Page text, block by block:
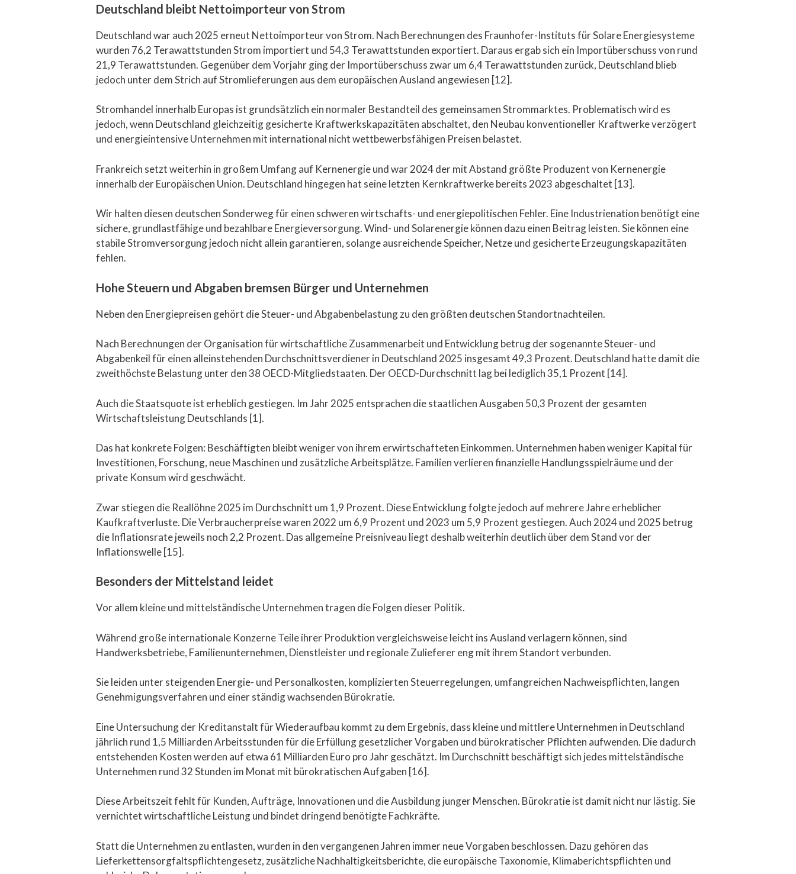
Deutschland bleibt Nettoimporteur von Strom
Deutschland war auch 2025 erneut Nettoimporteur von Strom. Nach Berechnungen des Fraunhofer-Instituts für Solare Energiesysteme
wurden 76,2 Terawattstunden Strom importiert und 54,3 Terawattstunden exportiert. Daraus ergab sich ein Importüberschuss von rund
21,9 Terawattstunden. Gegenüber dem Vorjahr ging der Importüberschuss zwar um 6,4 Terawattstunden zurück, Deutschland blieb
jedoch unter dem Strich auf Stromlieferungen aus dem europäischen Ausland angewiesen [12].
Stromhandel innerhalb Europas ist grundsätzlich ein normaler Bestandteil des gemeinsamen Strommarktes. Problematisch wird es
jedoch, wenn Deutschland gleichzeitig gesicherte Kraftwerkskapazitäten abschaltet, den Neubau konventioneller Kraftwerke verzögert
und energieintensive Unternehmen mit international nicht wettbewerbsfähigen Preisen belastet.
Frankreich setzt weiterhin in großem Umfang auf Kernenergie und war 2024 der mit Abstand größte Produzent von Kernenergie
innerhalb der Europäischen Union. Deutschland hingegen hat seine letzten Kernkraftwerke bereits 2023 abgeschaltet [13].
Wir halten diesen deutschen Sonderweg für einen schweren wirtschafts- und energiepolitischen Fehler. Eine Industrienation benötigt eine
sichere, grundlastfähige und bezahlbare Energieversorgung. Wind- und Solarenergie können dazu einen Beitrag leisten. Sie können eine
stabile Stromversorgung jedoch nicht allein garantieren, solange ausreichende Speicher, Netze und gesicherte Erzeugungskapazitäten
fehlen.
Hohe Steuern und Abgaben bremsen Bürger und Unternehmen
Neben den Energiepreisen gehört die Steuer- und Abgabenbelastung zu den größten deutschen Standortnachteilen.
Nach Berechnungen der Organisation für wirtschaftliche Zusammenarbeit und Entwicklung betrug der sogenannte Steuer- und
Abgabenkeil für einen alleinstehenden Durchschnittsverdiener in Deutschland 2025 insgesamt 49,3 Prozent. Deutschland hatte damit die
zweithöchste Belastung unter den 38 OECD-Mitgliedstaaten. Der OECD-Durchschnitt lag bei lediglich 35,1 Prozent [14].
Auch die Staatsquote ist erheblich gestiegen. Im Jahr 2025 entsprachen die staatlichen Ausgaben 50,3 Prozent der gesamten
Wirtschaftsleistung Deutschlands [1].
Das hat konkrete Folgen: Beschäftigten bleibt weniger von ihrem erwirtschafteten Einkommen. Unternehmen haben weniger Kapital für
Investitionen, Forschung, neue Maschinen und zusätzliche Arbeitsplätze. Familien verlieren finanzielle Handlungsspielräume und der
private Konsum wird geschwächt.
Zwar stiegen die Reallöhne 2025 im Durchschnitt um 1,9 Prozent. Diese Entwicklung folgte jedoch auf mehrere Jahre erheblicher
Kaufkraftverluste. Die Verbraucherpreise waren 2022 um 6,9 Prozent und 2023 um 5,9 Prozent gestiegen. Auch 2024 und 2025 betrug
die Inflationsrate jeweils noch 2,2 Prozent. Das allgemeine Preisniveau liegt deshalb weiterhin deutlich über dem Stand vor der
Inflationswelle [15].
Besonders der Mittelstand leidet
Vor allem kleine und mittelständische Unternehmen tragen die Folgen dieser Politik.
Während große internationale Konzerne Teile ihrer Produktion vergleichsweise leicht ins Ausland verlagern können, sind
Handwerksbetriebe, Familienunternehmen, Dienstleister und regionale Zulieferer eng mit ihrem Standort verbunden.
Sie leiden unter steigenden Energie- und Personalkosten, komplizierten Steuerregelungen, umfangreichen Nachweispflichten, langen
Genehmigungsverfahren und einer ständig wachsenden Bürokratie.
Eine Untersuchung der Kreditanstalt für Wiederaufbau kommt zu dem Ergebnis, dass kleine und mittlere Unternehmen in Deutschland
jährlich rund 1,5 Milliarden Arbeitsstunden für die Erfüllung gesetzlicher Vorgaben und bürokratischer Pflichten aufwenden. Die dadurch
entstehenden Kosten werden auf etwa 61 Milliarden Euro pro Jahr geschätzt. Im Durchschnitt beschäftigt sich jedes mittelständische
Unternehmen rund 32 Stunden im Monat mit bürokratischen Aufgaben [16].
Diese Arbeitszeit fehlt für Kunden, Aufträge, Innovationen und die Ausbildung junger Menschen. Bürokratie ist damit nicht nur lästig. Sie
vernichtet wirtschaftliche Leistung und bindet dringend benötigte Fachkräfte.
Statt die Unternehmen zu entlasten, wurden in den vergangenen Jahren immer neue Vorgaben beschlossen. Dazu gehören das
Lieferkettensorgfaltspflichtengesetz, zusätzliche Nachhaltigkeitsberichte, die europäische Taxonomie, Klimaberichtspflichten und